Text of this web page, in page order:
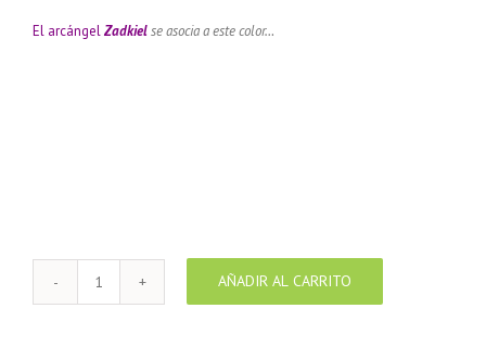
El arcángelZadkielse asocia a este color…
Llamador
AÑADIR AL CARRITO